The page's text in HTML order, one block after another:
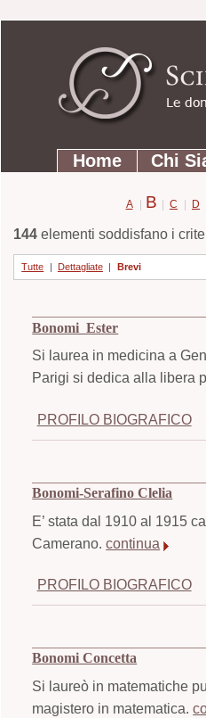
contenuti.
Strumenti
personali
SezioniHome Chi
A | B | C | D
144elementi soddisfano i
Tutte | Dettagliate | Brevi
Bonomi Ester
Si laurea in medicina a
Parigi si dedica alla libera
PROFILO BIOGRAFICO
Bonomi-Serafino Clelia
E’ stata dal 1910 al 1915
Camerano.continua
PROFILO BIOGRAFICO
Bonomi Concetta
Si laureò in matematiche
magistero in matematica.